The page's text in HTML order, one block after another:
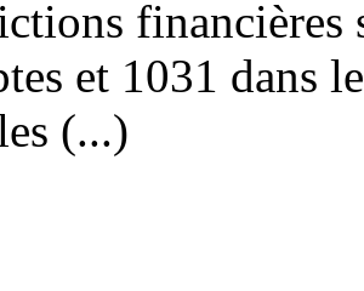
financières
et 1031 dans
(...)